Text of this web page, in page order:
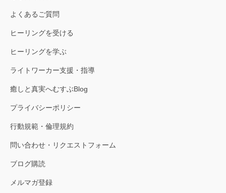
よくあるご質問
ヒーリングを受ける
ヒーリングを学ぶ
ライトワーカー支援・指導
癒しと真実へむすぶBlog
プライバシーポリシー
行動規範・倫理規約
問い合わせ・リクエストフォーム
ブログ購読
メルマガ登録